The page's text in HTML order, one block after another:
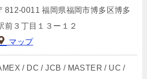
812-0011 福岡県福岡市博多区博多
前３丁目１３ー１２
マップ
/ DC / JCB / MASTER / UC /